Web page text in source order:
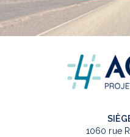
1060 rue